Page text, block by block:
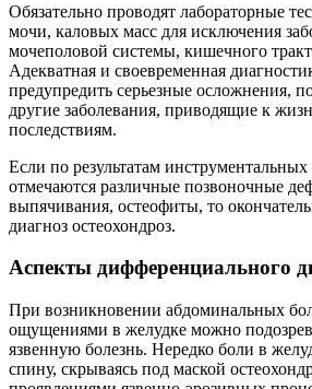
Обязательно проводят лабораторные
мочи, каловых масс для исключения
мочеполовой системы, кишечного
Адекватная и своевременная
предупредить серьезные осложнения,
другие заболевания, приводящие к
последствиям.
Если по результатам
отмечаются различные позвоночные
выпячивания, остеофиты, то
диагноз остеохондроз.
Аспекты дифференциального
При возникновении абдоминальных
ощущениями в желудке можно
язвенную болезнь. Нередко боли в
спину, скрываясь под маской